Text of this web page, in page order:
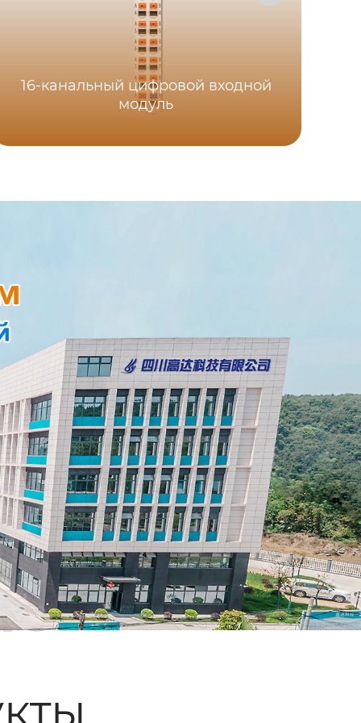
16-канальный цифровой входной
модуль